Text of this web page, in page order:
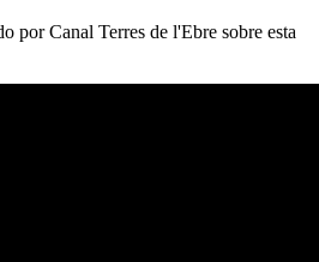
por Canal Terres de l'Ebre sobre esta